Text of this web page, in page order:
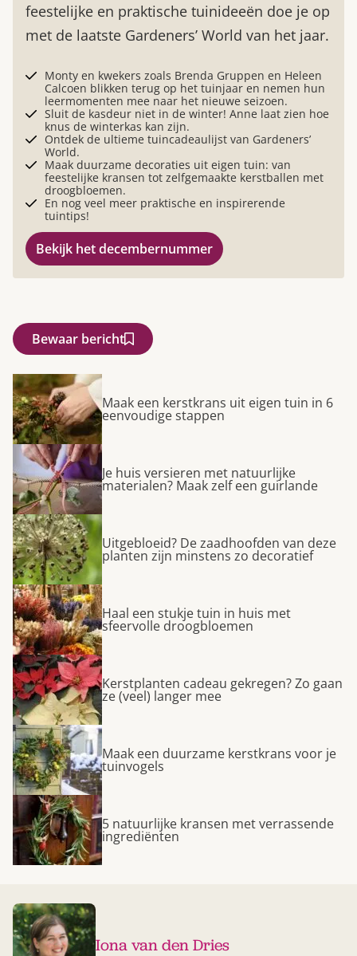
feestelijke en praktische tuinideeën doe je op
met de laatste Gardeners’ World van het jaar.
Monty en kwekers zoals Brenda Gruppen en Heleen
Calcoen blikken terug op het tuinjaar en nemen hun
leermomenten mee naar het nieuwe seizoen.
Sluit de kasdeur niet in de winter! Anne laat zien hoe
knus de winterkas kan zijn.
Ontdek de ultieme tuincadeaulijst van Gardeners’
World.
Maak duurzame decoraties uit eigen tuin: van
feestelijke kransen tot zelfgemaakte kerstballen met
droogbloemen.
En nog veel meer praktische en inspirerende
tuintips!
Bekijk het decembernummer
Bewaar bericht
Maak een kerstkrans uit eigen tuin in 6
eenvoudige stappen
Je huis versieren met natuurlijke
materialen? Maak zelf een guirlande
Uitgebloeid? De zaadhoofden van deze
planten zijn minstens zo decoratief
Haal een stukje tuin in huis met
sfeervolle droogbloemen
Kerstplanten cadeau gekregen? Zo gaan
ze (veel) langer mee
Maak een duurzame kerstkrans voor je
tuinvogels
5 natuurlijke kransen met verrassende
ingrediënten
Iona van den Dries